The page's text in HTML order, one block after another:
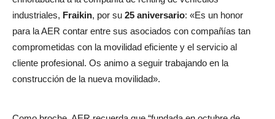
industriales, Fraikin, por su 25 aniversario: «Es un honor
para la AER contar entre sus asociados con compañías tan
comprometidas con la movilidad eficiente y el servicio al
cliente profesional. Os animo a seguir trabajando en la
construcción de la nueva movilidad».